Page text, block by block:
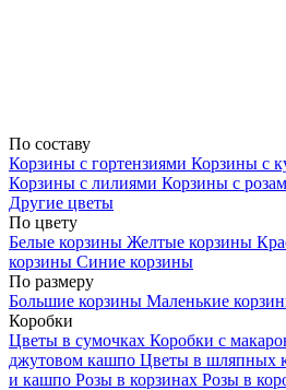
По составу
Корзины с гортензиями Корзины с
Корзины с лилиями Корзины с
Другие цветы
По цвету
Белые корзины Желтые корзины
корзины Синие корзины
По размеру
Большие корзины Маленькие
Коробки
Цветы в сумочках Коробки с
джутовом кашпо Цветы в шляпных
и кашпо Розы в корзинах Розы в